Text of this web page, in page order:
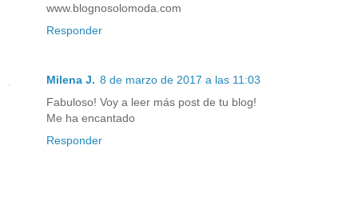
www.blognosolomoda.com
Responder
Milena J. 8 de marzo de 2017 a las 11:03
Fabuloso! Voy a leer más post de tu blog!
Me ha encantado
Responder